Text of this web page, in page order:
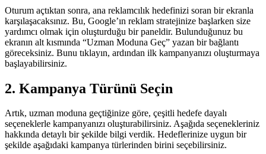
Oturum açtıktan sonra, ana reklamcılık hedefinizi soran bir ekranla
karşılaşacaksınız. Bu, Google’ın reklam stratejinize başlarken size
yardımcı olmak için oluşturduğu bir paneldir. Bulunduğunuz bu
ekranın alt kısmında “Uzman Moduna Geç” yazan bir bağlantı
göreceksiniz. Bunu tıklayın, ardından ilk kampanyanızı oluşturmaya
başlayabilirsiniz.
2. Kampanya Türünü Seçin
Artık, uzman moduna geçtiğinize göre, çeşitli hedefe dayalı
seçeneklerle kampanyanızı oluşturabilirsiniz. Aşağıda seçenekleriniz
hakkında detaylı bir şekilde bilgi verdik. Hedeflerinize uygun bir
şekilde aşağıdaki kampanya türlerinden birini seçebilirsiniz.